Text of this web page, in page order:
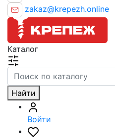
zakaz@krepezh.online
Каталог
Найти
Войти